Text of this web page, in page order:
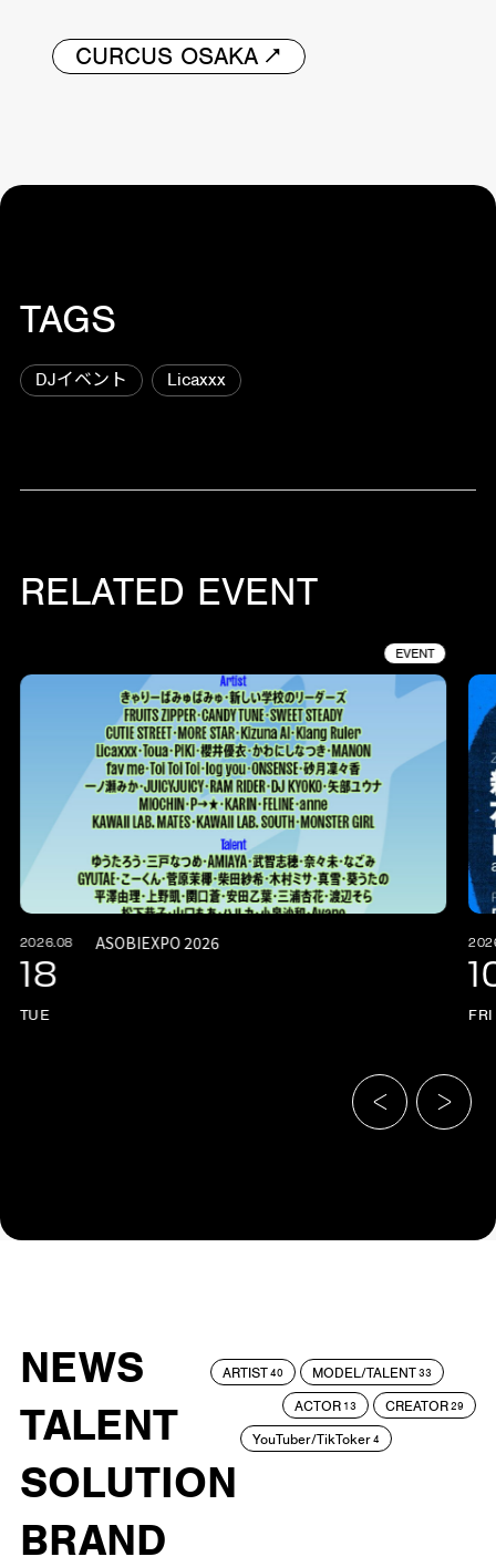
CURCUS OSAKA
TAGS
DJイベント Licaxxx
RELATED EVENT
EVENT
2026.08
18
TUE
ASOBIEXPO 2026
FRI
NEWS
TALENT
SOLUTION
BRAND
ARTIST40 MODEL/TALENT33
ACTOR 13 CREATOR29
YouTuber/TikToker4